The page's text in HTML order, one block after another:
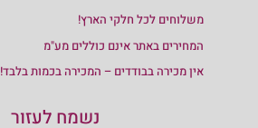
משלוחים לכל חלקי הארץ!
המחירים באתר אינם כוללים מע"מ
אין מכירה בבודדים – המכירה בכמות בלבד!
נשמח לעזור